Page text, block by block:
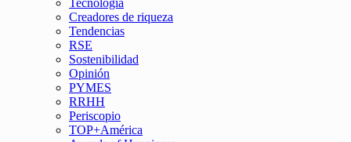
Tecnología
Creadores de riqueza
Tendencias
RSE
Sostenibilidad
Opinión
PYMES
RRHH
Periscopio
TOP+América